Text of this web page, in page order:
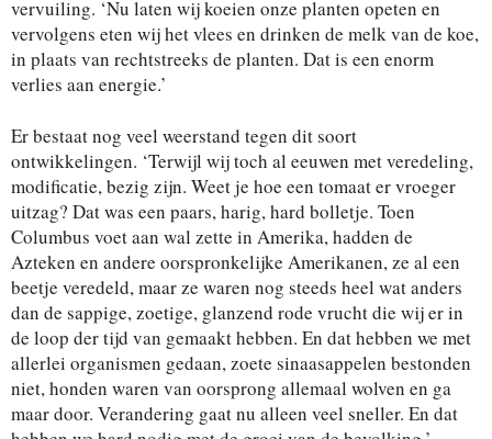
vervuiling. ‘Nu laten wij koeien onze planten opeten en
vervolgens eten wij het vlees en drinken de melk van de koe,
in plaats van rechtstreeks de planten. Dat is een enorm
verlies aan energie.’
Er bestaat nog veel weerstand tegen dit soort
ontwikkelingen. ‘Terwijl wij toch al eeuwen met veredeling,
modificatie, bezig zijn. Weet je hoe een tomaat er vroeger
uitzag? Dat was een paars, harig, hard bolletje. Toen
Columbus voet aan wal zette in Amerika, hadden de
Azteken en andere oorspronkelijke Amerikanen, ze al een
beetje veredeld, maar ze waren nog steeds heel wat anders
dan de sappige, zoetige, glanzend rode vrucht die wij er in
de loop der tijd van gemaakt hebben. En dat hebben we met
allerlei organismen gedaan, zoete sinaasappelen bestonden
niet, honden waren van oorsprong allemaal wolven en ga
maar door. Verandering gaat nu alleen veel sneller. En dat